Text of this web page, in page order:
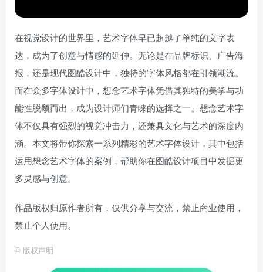
在视觉设计的世界里，艺术字体早已超越了单纯的文字表
达，成为了创意与情感的延伸。无论是在品牌标识、广告海
报，还是现代图酷设计中，独特的字体风格都在引领潮流。
而在众多字体设计中，想念艺术字体凭借其独特的美学与功
能性脱颖而出，成为设计师们青睐的选择之一。想念艺术字
体不仅具有强烈的视觉冲击力，还兼具文化与艺术的深度内
涵。本文将带你探索一系列精彩的艺术字体设计，其中包括
运用想念艺术字体的案例，帮助你在图酷设计项目中发掘更
多灵感与创意。
作品版权归原作者所有，仅供分享与交流，禁止商业使用，
禁止个人使用。
© 版权声明